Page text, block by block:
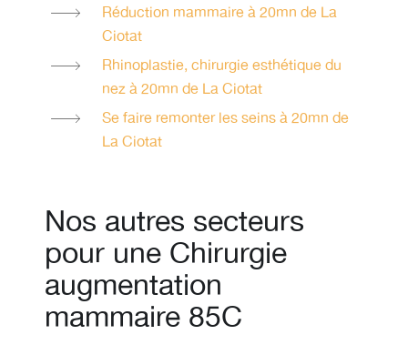
Réduction mammaire à 20mn de La
Ciotat
Rhinoplastie, chirurgie esthétique du
nez à 20mn de La Ciotat
Se faire remonter les seins à 20mn de
La Ciotat
Nos autres secteurs
pour une Chirurgie
augmentation
mammaire 85C